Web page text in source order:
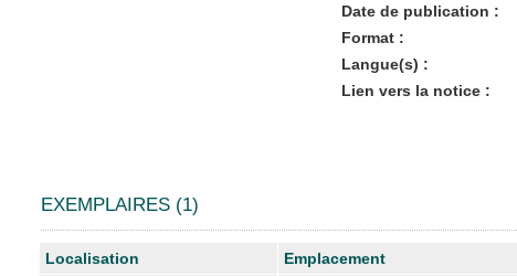
Date de publication :
Format :
Langue(s) :
Lien vers la notice :
EXEMPLAIRES (1)
Liste des exemplaires
Localisation Emplacement